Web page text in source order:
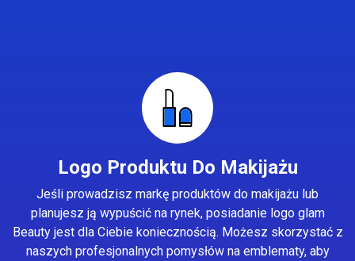
Logo Produktu Do Makijażu
Jeśli prowadzisz markę produktów do makijażu lub
planujesz ją wypuścić na rynek, posiadanie logo glam
Beauty jest dla Ciebie koniecznością. Możesz skorzystać z
naszych profesjonalnych pomysłów na emblematy, aby